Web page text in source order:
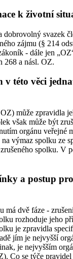
k životní
dobrovolný svazek
zájmu (§ 214
- dále jen
268 a násl. OZ.
v této věci
může zpravidla
však může být
orgánu veřejné
výmaz spolku ze
spolku. V
a postup
má dvě fáze -
rozhoduje jeho
je zpravidla
jím je nejvyšší
je nejvyšším
Co se týče